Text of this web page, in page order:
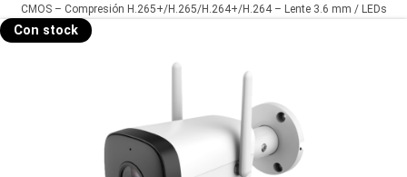
Megapixel
GamaPro
Color
CMOS – Compresión H.265+/H.265/H.264+/H.264 – Lente 3.6 mm / LEDs
Alcance 60 m – WDR | Micrófono integrado – Funciones Inteligentes
Con stock